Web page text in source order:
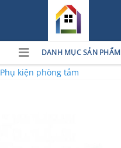
DANH MỤC SẢN PHẨM
Phụ kiện phòng tắm